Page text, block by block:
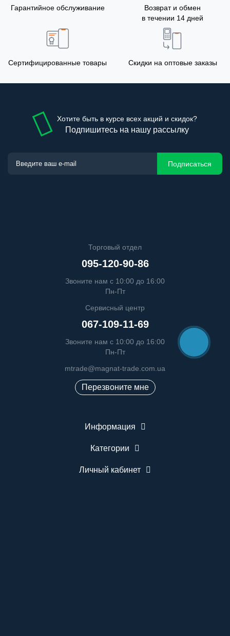
Гарантийное обслуживание
Возврат и обмен
в течении 14 дней
Сертифицированные товары Скидки на оптовые заказы
Хотите быть в курсе всех акций и скидок?
Подпишитесь на нашу рассылку
Подписаться
Торговый отдел
095-120-90-86
Звоните нам с 10:00 до 16:00
Пн-Пт
Сервисный центр
067-109-11-69
Звоните нам с 10:00 до 16:00
Пн-Пт
mtrade@magnat-trade.com.ua
Перезвоните мне
Информация
Категории
Личный кабинет